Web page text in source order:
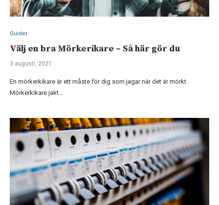
Guider
Välj en bra Mörkerikare – Så här gör du
3 augusti, 2021
En mörkerkikare är ett måste för dig som jagar när det är mörkt.
Mörkerkikare jakt…